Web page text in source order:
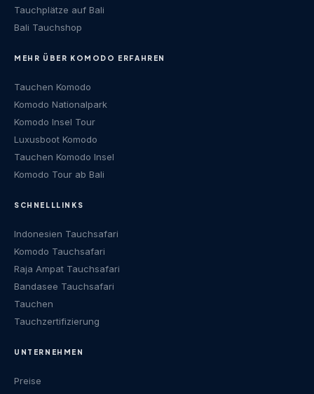
Tauchplätze auf Bali
Bali Tauchshop
MEHR ÜBER KOMODO ERFAHREN
Tauchen Komodo
Komodo Nationalpark
Komodo Insel Tour
Luxusboot Komodo
Tauchen Komodo Insel
Komodo Tour ab Bali
SCHNELLLINKS
Indonesien Tauchsafari
Komodo Tauchsafari
Raja Ampat Tauchsafari
Bandasee Tauchsafari
Tauchen
Tauchzertifizierung
UNTERNEHMEN
Preise